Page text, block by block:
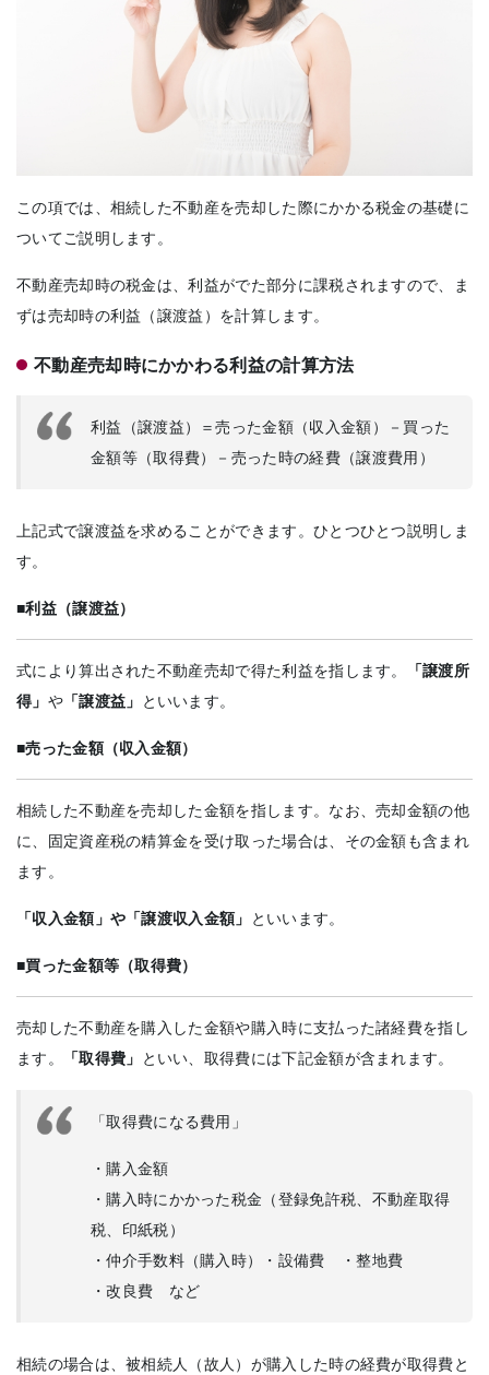
この項では、相続した不動産を売却した際にかかる税金の基礎に
ついてご説明します。
不動産売却時の税金は、利益がでた部分に課税されますので、ま
ずは売却時の利益（譲渡益）を計算します。
不動産売却時にかかわる利益の計算方法
利益（譲渡益）＝売った金額（収入金額）－買った
金額等（取得費）－売った時の経費（譲渡費用）
上記式で譲渡益を求めることができます。ひとつひとつ説明しま
す。
■利益（譲渡益）
式により算出された不動産売却で得た利益を指します。
「譲渡所
得」 や「譲渡益」 といいます。
■売った金額（収入金額）
相続した不動産を売却した金額を指します。なお、売却金額の他
に、固定資産税の精算金を受け取った場合は、その金額も含まれ
ます。
「収入金額」や「譲渡収入金額」 といいます。
■買った金額等（取得費）
売却した不動産を購入した金額や購入時に支払った諸経費を指し
ます。
「取得費」 といい、取得費には下記金額が含まれます。
「取得費になる費用」
・購入金額
・購入時にかかった税金（登録免許税、不動産取得
税、印紙税）
・仲介手数料（購入時）・設備費 ・整地費
・改良費 など
相続の場合は、被相続人（故人）が購入した時の経費が取得費と